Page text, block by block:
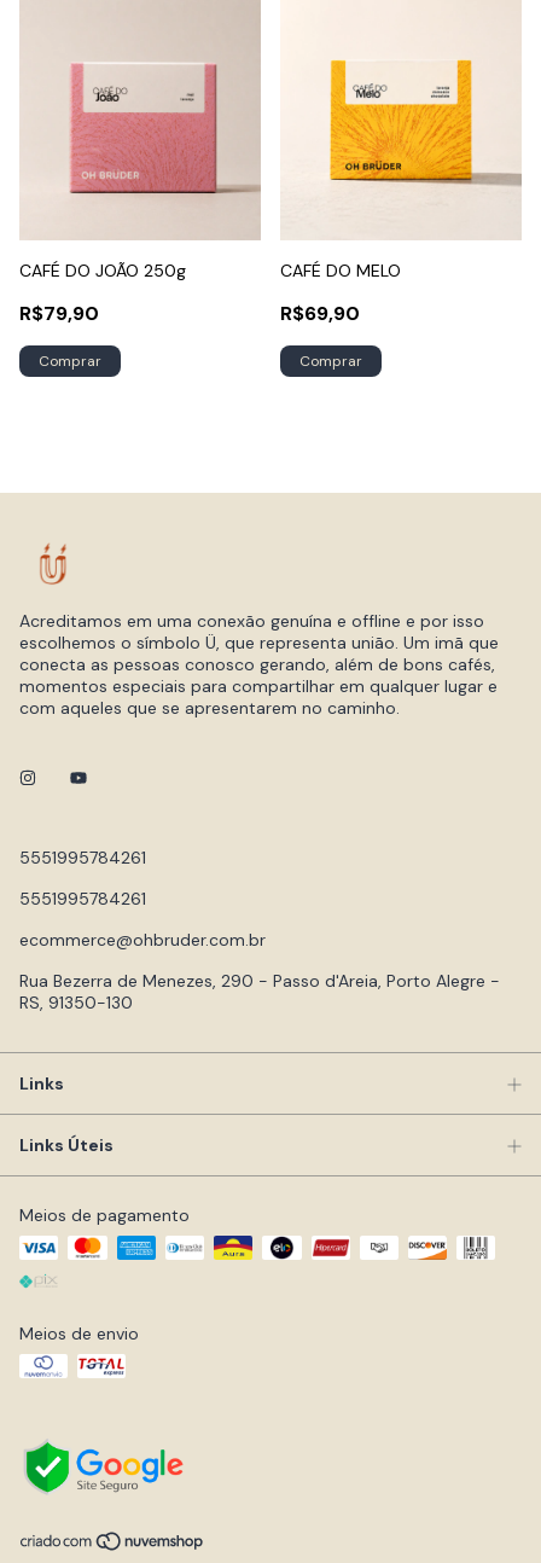
CAFÉ DO JOÃO 250g
R$79,90
Comprar
CAFÉ DO MELO
R$69,90
Comprar
Acreditamos em uma conexão genuína e offline e por isso
escolhemos o símbolo Ü, que representa união. Um imã que
conecta as pessoas conosco gerando, além de bons cafés,
momentos especiais para compartilhar em qualquer lugar e
com aqueles que se apresentarem no caminho.
5551995784261
5551995784261
ecommerce@ohbruder.com.br
Rua Bezerra de Menezes, 290 - Passo d'Areia, Porto Alegre -
RS, 91350-130
Links
Links Úteis
Meios de pagamento
Meios de envio